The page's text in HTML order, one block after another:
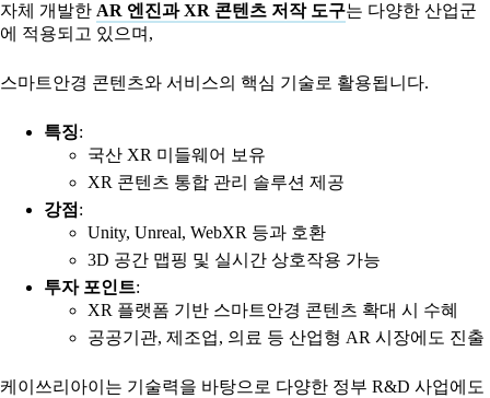
자체 개발한 AR 엔진과 XR 콘텐츠 저작 도구는 다양한 산업군
에 적용되고 있으며,
스마트안경 콘텐츠와 서비스의 핵심 기술로 활용됩니다.
특징:
국산 XR 미들웨어 보유
XR 콘텐츠 통합 관리 솔루션 제공
강점 :
Unity, Unreal, WebXR 등과 호환
3D 공간 맵핑 및 실시간 상호작용 가능
투자 포인트:
XR 플랫폼 기반 스마트안경 콘텐츠 확대 시 수혜
공공기관, 제조업, 의료 등 산업형 AR 시장에도 진출
케이쓰리아이는 기술력을 바탕으로 다양한 정부 R&D 사업에도